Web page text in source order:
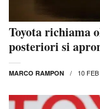
Toyota richiama
posteriori si
MARCO RAMPON 10